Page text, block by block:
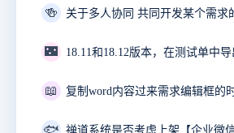
🍻 关于多人协同 共同开发某个需求
🌃 18.11和18.12版本，在测试单中
📖
🐟 禅道系统是否考虑上架【企业微